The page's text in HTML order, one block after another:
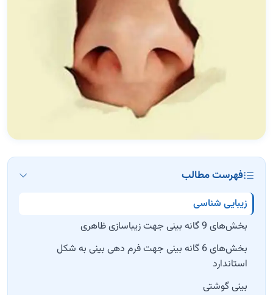
فهرست مطالب
زیبایی شناسی
بخش‌های 9 گانه بینی جهت زیباسازی ظاهری
بخش‌های 6 گانه بینی جهت فرم دهی بینی به شکل
استاندارد
بینی گوشتی